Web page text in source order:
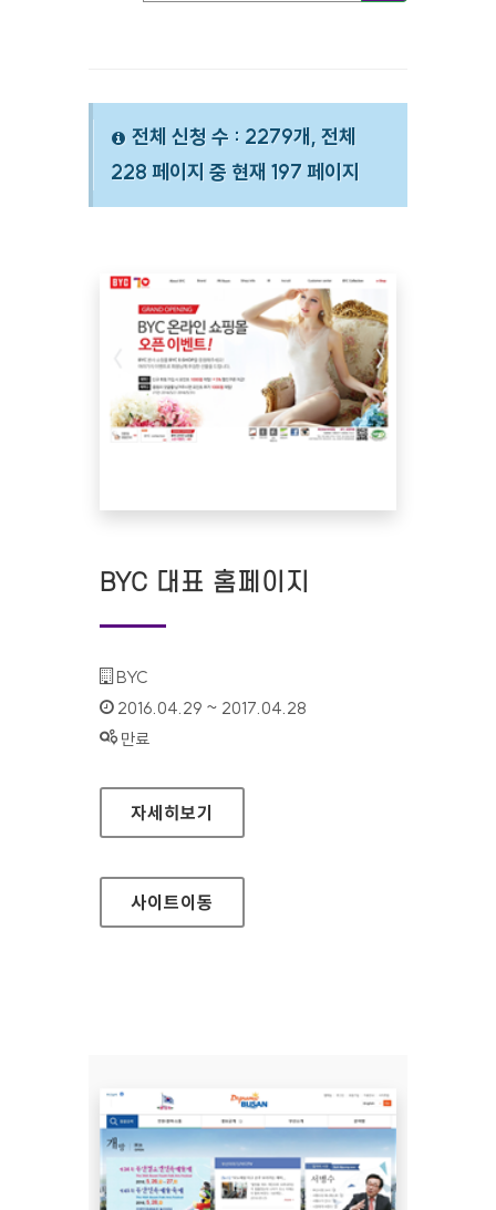
전체 신청 수 : 2279개, 전체
228 페이지 중 현재 197 페이지
BYC 대표 홈페이지
기관명 :
BYC
인증기간 :
2016.04.29 ~ 2017.04.28
상태 :
만료
BYC 대표 홈페이지
자세히보기
사이트이동